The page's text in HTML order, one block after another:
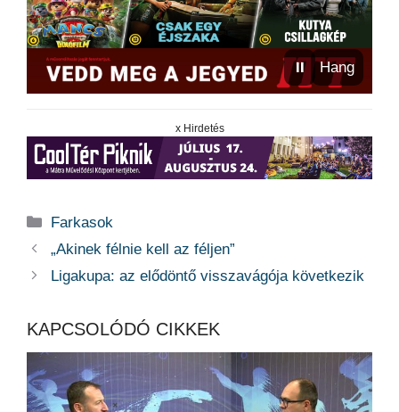
⏸ Hang
x Hirdetés
Kategória
Farkasok
„Akinek félnie kell az féljen”
Ligakupa: az elődöntő visszavágója következik
KAPCSOLÓDÓ CIKKEK